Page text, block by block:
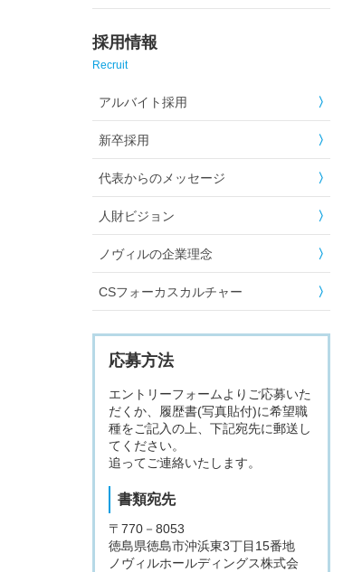
採用情報
Recruit
アルバイト採用
新卒採用
代表からのメッセージ
人財ビジョン
ノヴィルの企業理念
CSフォーカスカルチャー
応募方法
エントリーフォームよりご応募いた
だくか、履歴書(写真貼付)に希望職
種をご記入の上、下記宛先に郵送し
てください。
追ってご連絡いたします。
書類宛先
〒770－8053
徳島県徳島市沖浜東3丁目15番地
ノヴィルホールディングス株式会